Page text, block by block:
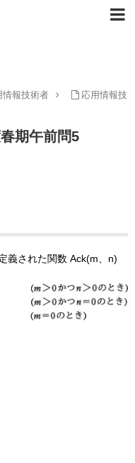
情報技術者
応用情報技
期午前問5
義された関数 Ack(m、n)